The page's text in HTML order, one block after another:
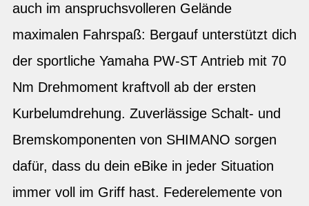
auch im anspruchsvolleren Gelände
maximalen Fahrspaß: Bergauf unterstützt dich
der sportliche Yamaha PW-ST Antrieb mit 70
Nm Drehmoment kraftvoll ab der ersten
Kurbelumdrehung. Zuverlässige Schalt- und
Bremskomponenten von SHIMANO sorgen
dafür, dass du dein eBike in jeder Situation
immer voll im Griff hast. Federelemente von